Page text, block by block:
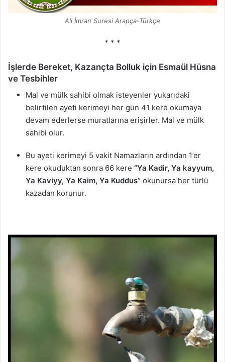
Ali İmran Suresi Arapça-Türkçe
* * *
İşlerde Bereket, Kazançta Bolluk için Esmaül Hüsna
ve Tesbihler
Mal ve mülk sahibi olmak isteyenler yukarıdaki
belirtilen ayeti kerimeyi her gün 41 kere okumaya
devam ederlerse muratlarına erişirler. Mal ve mülk
sahibi olur.
Bu ayeti kerimeyi 5 vakit Namazların ardından 1’er
kere okuduktan sonra 66 kere “Ya Kadir, Ya kayyum,
Ya Kaviyy, Ya Kaim, Ya Kuddus” okunursa her türlü
kazadan korunur.